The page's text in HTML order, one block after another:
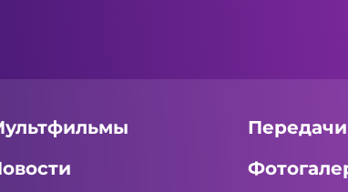
Передачи